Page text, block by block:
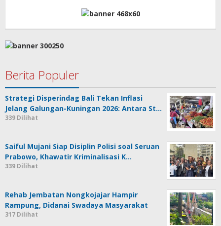
Berita Populer
Strategi Disperindag Bali Tekan Inflasi
Jelang Galungan-Kuningan 2026: Antara St…
339 Dilihat
Saiful Mujani Siap Disiplin Polisi soal Seruan
Prabowo, Khawatir Kriminalisasi K…
339 Dilihat
Rehab Jembatan Nongkojajar Hampir
Rampung, Didanai Swadaya Masyarakat
317 Dilihat